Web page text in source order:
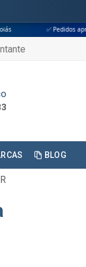
aprovados até às 18h
BLOG